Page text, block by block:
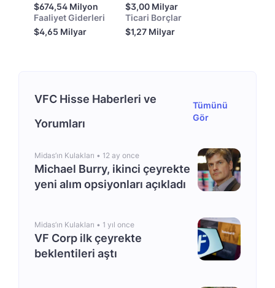
$674,54 Milyon
$3,00 Milyar
Faaliyet Giderleri
$4,65 Milyar
Ticari Borçlar
$1,27 Milyar
VFC Hisse Haberleri ve
Yorumları
Tümünü
Gör
Midas’ın Kulakları • 12 ay once
Michael Burry, ikinci çeyrekte
yeni alım opsiyonları açıkladı
Midas’ın Kulakları • 1 yıl once
VF Corp ilk çeyrekte
beklentileri aştı